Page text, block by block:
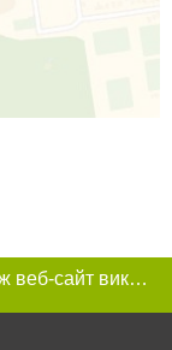
Цей сайт використовує «cookies». Також веб-сайт використовує інтернет-сервіс для збору технічних даних стосовно відвідувачів з метою отримання маркетингової та статистичної інформації. Умови обробки даних відвідувачів сайту див.